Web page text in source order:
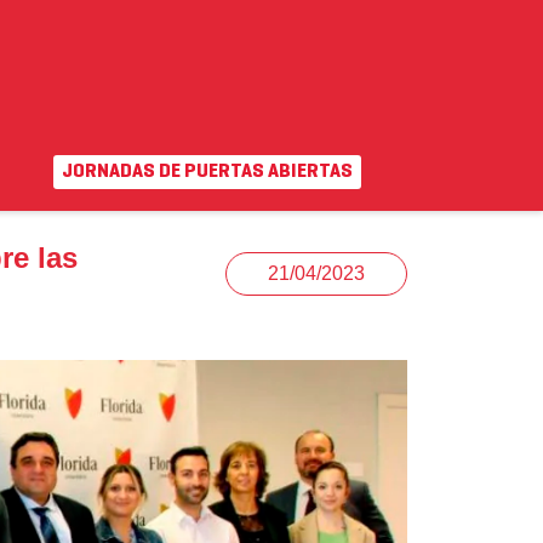
Campus virtual EN|VA
JORNADAS DE PUERTAS ABIERTAS
las
21/04/2023